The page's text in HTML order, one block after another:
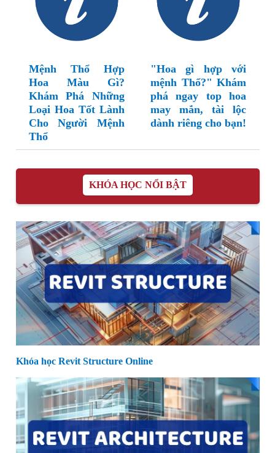
Mệnh Thổ Hợp
Hoa Màu Gì?
Khám Phá Những
Loại Hoa Tốt Lành
Cho Người Mệnh
Thổ
"Hoa gì hợp với
mệnh Thổ?" Khám
phá ngay top hoa
may mắn, tài lộc
dành riêng cho bạn!
KHÓA HỌC NỔI BẬT
Khóa học Revit Structure Online